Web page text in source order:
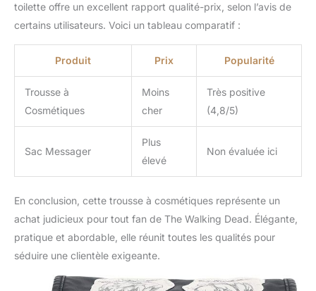
toilette offre un excellent rapport qualité-prix, selon l’avis de
certains utilisateurs. Voici un tableau comparatif :
Produit Prix Popularité
Trousse à
Cosmétiques
Moins
cher
Très positive
(4,8/5)
Sac Messager
Plus
élevé
Non évaluée ici
En conclusion, cette trousse à cosmétiques représente un
achat judicieux pour tout fan de The Walking Dead. Élégante,
pratique et abordable, elle réunit toutes les qualités pour
séduire une clientèle exigeante.